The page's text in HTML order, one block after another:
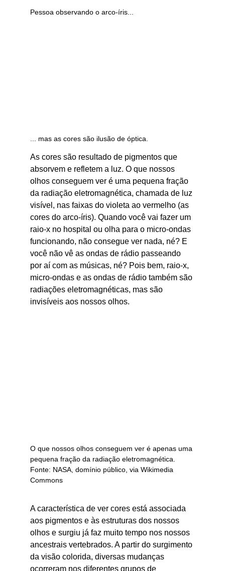
Pessoa observando o arco-íris...
... mas as cores são ilusão de óptica.
As cores são resultado de pigmentos que
absorvem e refletem a luz. O que nossos
olhos conseguem ver é uma pequena fração
da radiação eletromagnética, chamada de luz
visível, nas faixas do violeta ao vermelho (as
cores do arco-íris). Quando você vai fazer um
raio-x no hospital ou olha para o micro-ondas
funcionando, não consegue ver nada, né? E
você não vê as ondas de rádio passeando
por aí com as músicas, né? Pois bem, raio-x,
micro-ondas e as ondas de rádio também são
radiações eletromagnéticas, mas são
invisíveis aos nossos olhos.
O que nossos olhos conseguem ver é apenas uma
pequena fração da radiação eletromagnética.
Fonte: NASA, domínio público, via Wikimedia
Commons
A característica de ver cores está associada
aos pigmentos e às estruturas dos nossos
olhos e surgiu já faz muito tempo nos nossos
ancestrais vertebrados. A partir do surgimento
da visão colorida, diversas mudanças
ocorreram nos diferentes grupos de